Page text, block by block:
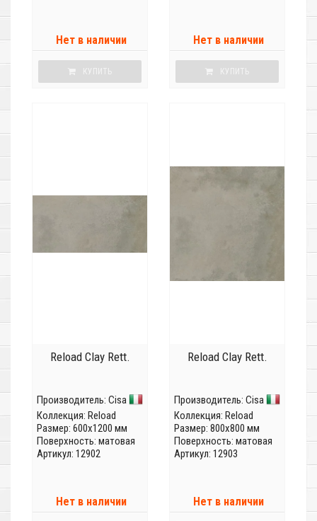
Нет в наличии
КУПИТЬ
Нет в наличии
КУПИТЬ
Reload Clay Rett.
Производитель: Cisa
Коллекция: Reload
Размер: 600x1200 мм
Поверхность: матовая
Артикул: 12902
Нет в наличии
Reload Clay Rett.
Производитель: Cisa
Коллекция: Reload
Размер: 800x800 мм
Поверхность: матовая
Артикул: 12903
Нет в наличии